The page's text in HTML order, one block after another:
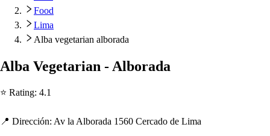
Food
Lima
Alba vegetarian alborada
Alba Vegetarian - Alborada
⭐ Rating: 4.1
📍 Dirección: Av la Alborada 1560 Cercado de Lima